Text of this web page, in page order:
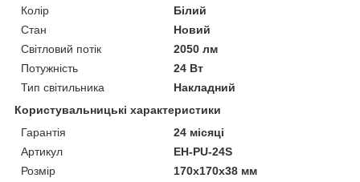
Колір
Білий
Стан
Новий
Світловий потік
2050 лм
Потужність
24 Вт
Тип світильника
Накладний
Користувальницькі характеристики
Гарантія
24 місяці
Артикул
EH-PU-24S
Розмір
170х170х38 мм